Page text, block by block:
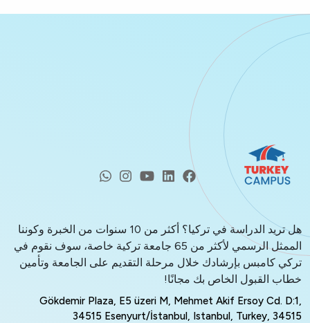
هل تريد الدراسة في تركيا؟ أكثر من 10 سنوات من الخبرة وكوننا
الممثل الرسمي لأكثر من 65 جامعة تركية خاصة، سوف نقوم في
تركي كامبس بإرشادك خلال مرحلة التقديم على الجامعة وتأمين
خطاب القبول الخاص بك مجانًا!
Gökdemir Plaza, E5 üzeri M, Mehmet Akif Ersoy Cd. D:1,
34515 Esenyurt/İstanbul, Istanbul, Turkey, 34515